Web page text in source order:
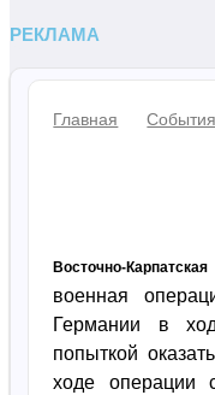
РЕКЛАМА
Главная События
Восточно-
военная
Германии в
попыткой
ходе операции